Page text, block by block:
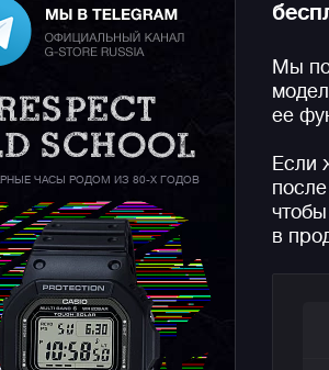
ЧАСЫ РОДОМ ИЗ 80-Х ГОДОВ
Мы
ее
Если
в